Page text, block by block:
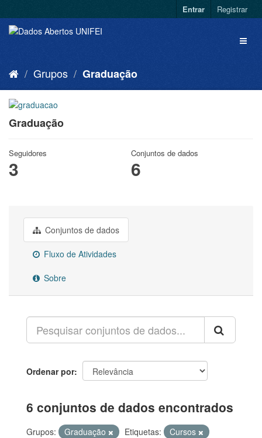
Entrar Registrar
Grupos Graduação
Graduação
Seguidores
3
Conjuntos de dados
6
Conjuntos de dados
Fluxo de Atividades
Sobre
Ordenar por
6 conjuntos de dados encontrados
Grupos: Graduação Etiquetas:
Cursos